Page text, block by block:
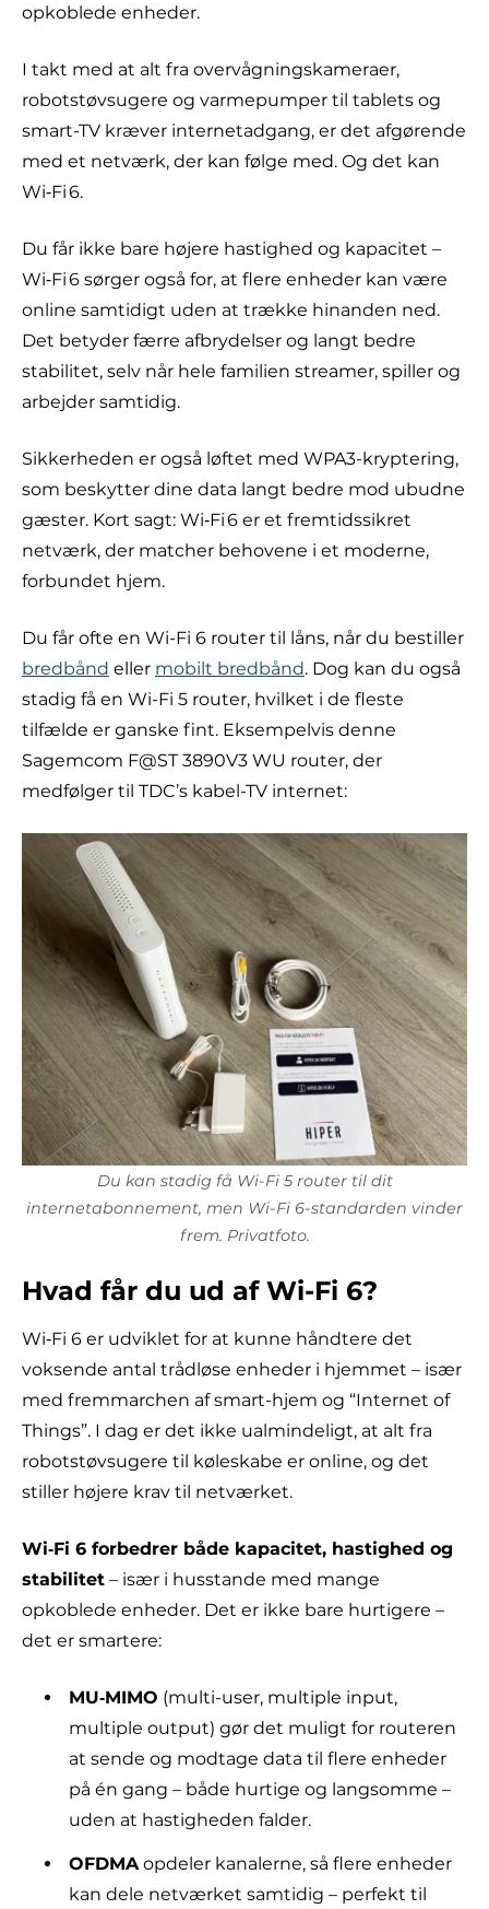
opkoblede enheder.
I takt med at alt fra overvågningskameraer,
robotstøvsugere og varmepumper til tablets og
smart-TV kræver internetadgang, er det afgørende
med et netværk, der kan følge med. Og det kan
Wi‑Fi 6.
Du får ikke bare højere hastighed og kapacitet –
Wi‑Fi 6 sørger også for, at flere enheder kan være
online samtidigt uden at trække hinanden ned.
Det betyder færre afbrydelser og langt bedre
stabilitet, selv når hele familien streamer, spiller og
arbejder samtidig.
Sikkerheden er også løftet med WPA3-kryptering,
som beskytter dine data langt bedre mod ubudne
gæster. Kort sagt: Wi‑Fi 6 er et fremtidssikret
netværk, der matcher behovene i et moderne,
forbundet hjem.
Du får ofte en Wi-Fi 6 router til låns, når du bestiller
bredbånd eller mobilt bredbånd. Dog kan du også
stadig få en Wi-Fi 5 router, hvilket i de fleste
tilfælde er ganske fint. Eksempelvis denne
Sagemcom F@ST 3890V3 WU router, der
medfølger til TDC’s kabel-TV internet:
Du kan stadig få Wi-Fi 5 router til dit
internetabonnement, men Wi-Fi 6-standarden vinder
frem. Privatfoto.
Hvad får du ud af Wi-Fi 6?
Wi‑Fi 6 er udviklet for at kunne håndtere det
voksende antal trådløse enheder i hjemmet – især
med fremmarchen af smart-hjem og “Internet of
Things”. I dag er det ikke ualmindeligt, at alt fra
robotstøvsugere til køleskabe er online, og det
stiller højere krav til netværket.
Wi‑Fi 6 forbedrer både kapacitet, hastighed og
stabilitet – især i husstande med mange
opkoblede enheder. Det er ikke bare hurtigere –
det er smartere:
MU‑MIMO (multi-user, multiple input,
multiple output) gør det muligt for routeren
at sende og modtage data til flere enheder
på én gang – både hurtige og langsomme –
uden at hastigheden falder.
OFDMAopdeler kanalerne, så flere enheder
kan dele netværket samtidig – perfekt til